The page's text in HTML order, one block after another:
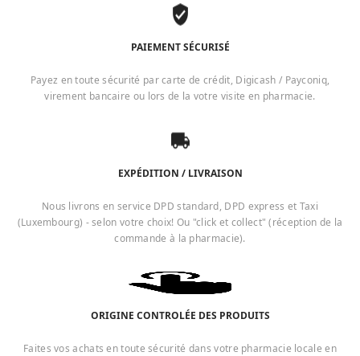
PAIEMENT SÉCURISÉ
Payez en toute sécurité par carte de crédit, Digicash / Payconiq,
virement bancaire ou lors de la votre visite en pharmacie.
EXPÉDITION / LIVRAISON
Nous livrons en service DPD standard, DPD express et Taxi
(Luxembourg) - selon votre choix! Ou "click et collect" (réception de la
commande à la pharmacie).
ORIGINE CONTROLÉE DES PRODUITS
Faites vos achats en toute sécurité dans votre pharmacie locale en